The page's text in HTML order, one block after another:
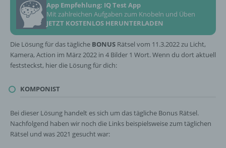
App Empfehlung: IQ Test App
Mit zahlreichen Aufgaben zum Knobeln und Üben
JETZT KOSTENLOS HERUNTERLADEN
Die Lösung für das tägliche BONUS Rätsel vom 11.3.2022 zu Licht,
Kamera, Action im März 2022 in 4 Bilder 1 Wort. Wenn du dort aktuell
feststeckst, hier die Lösung für dich:
KOMPONIST
Bei dieser Lösung handelt es sich um das tägliche Bonus Rätsel.
Nachfolgend haben wir noch die Links beispielsweise zum täglichen
Rätsel und was 2021 gesucht war: